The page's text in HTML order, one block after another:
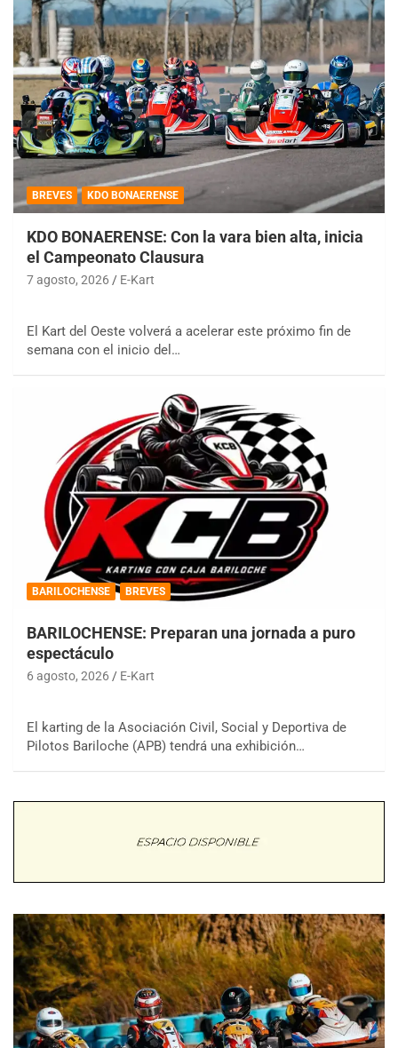
BREVES KDO BONAERENSE
KDO BONAERENSE: Con la vara bien alta, inicia
el Campeonato Clausura
7 agosto, 2026 E-Kart
El Kart del Oeste volverá a acelerar este próximo fin de
semana con el inicio del…
BARILOCHENSE BREVES
BARILOCHENSE: Preparan una jornada a puro
espectáculo
6 agosto, 2026 E-Kart
El karting de la Asociación Civil, Social y Deportiva de
Pilotos Bariloche (APB) tendrá una exhibición…